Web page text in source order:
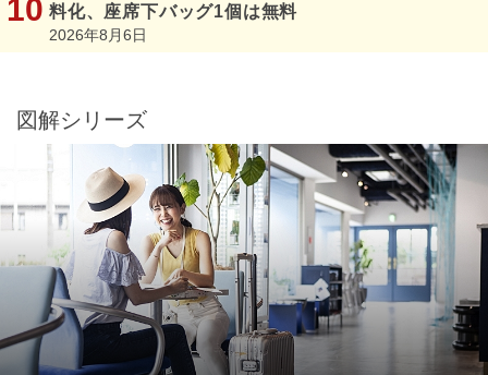
料化、座席下バッグ1個は無料
2026年8月6日
図解シリーズ